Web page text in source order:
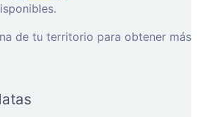
de tu territorio para obtener más